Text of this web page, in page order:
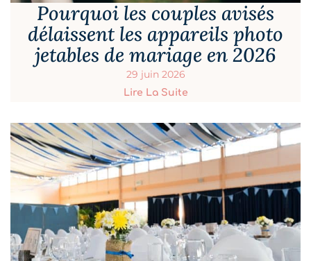
Pourquoi les couples avisés
délaissent les appareils photo
jetables de mariage en 2026
29 juin 2026
Lire La Suite